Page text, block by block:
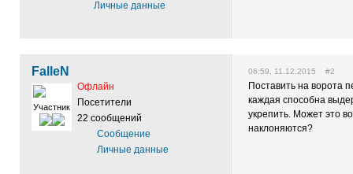
Личные данные
FalleN
Участник
Офлайн
Посетители
22 сообщений
Сообщение
Личные данные
06:59, 11.12.2015 #2
Поставить на ворота
каждая способна
укрепить. Может это
наклоняются?